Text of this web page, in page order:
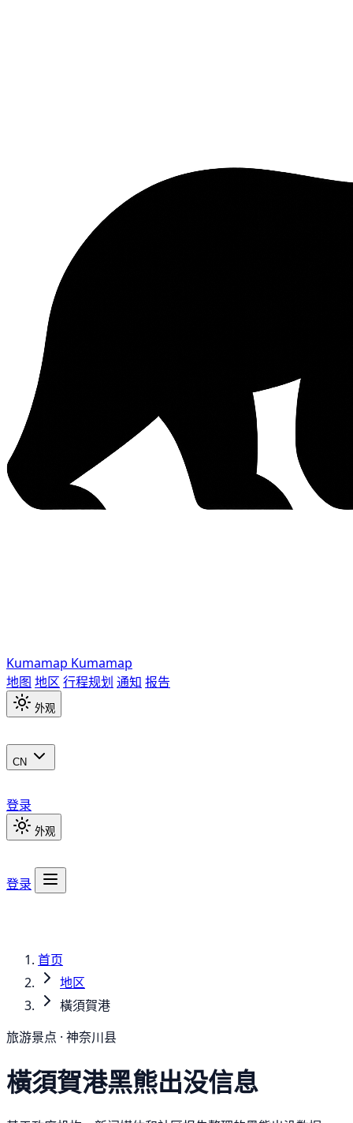
Kumamap Kumamap
地图 地区 行程规划 通知 报告
外观
CN
登录
外观
登录
首页
地区
橫須賀港
旅游景点 · 神奈川县
橫須賀港黑熊出没信息